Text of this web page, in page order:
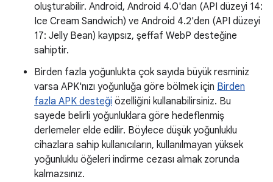
oluşturabilir. Android, Android 4.0'dan (API düzeyi 14:
Ice Cream Sandwich) ve Android 4.2'den (API düzeyi
17: Jelly Bean) kayıpsız, şeffaf WebP desteğine
sahiptir.
Birden fazla yoğunlukta çok sayıda büyük resminiz
varsa APK'nızı yoğunluğa göre bölmek için Birden
fazla APK desteği özelliğini kullanabilirsiniz. Bu
sayede belirli yoğunluklara göre hedeflenmiş
derlemeler elde edilir. Böylece düşük yoğunluklu
cihazlara sahip kullanıcıların, kullanılmayan yüksek
yoğunluklu öğeleri indirme cezası almak zorunda
kalmazsınız.